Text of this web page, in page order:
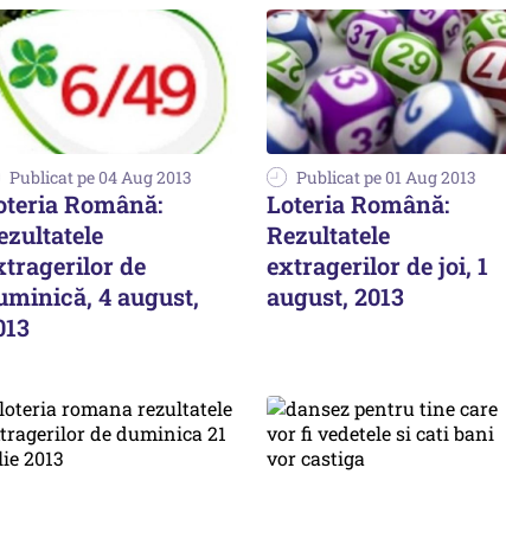
Publicat pe 04 Aug 2013
Română:
de
4 august,
Publicat pe 01 Aug 2013
Loteria Română:
Rezultatele
extragerilor de joi, 1
august, 2013